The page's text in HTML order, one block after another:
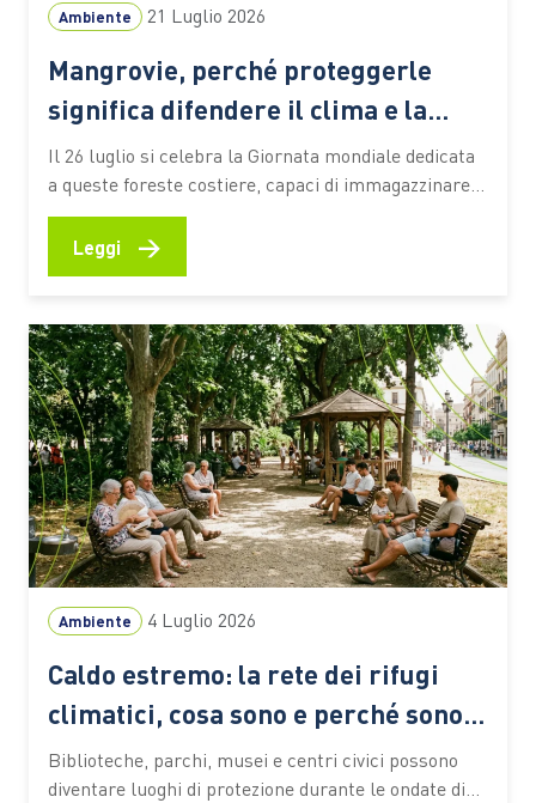
Ambiente 21 Luglio 2026
Mangrovie, perché proteggerle
significa difendere il clima e la
biodiversità
Il 26 luglio si celebra la Giornata mondiale dedicata
a queste foreste costiere, capaci di immagazzinare
CO2, attenuare gli effetti degli eventi estremi e
sostenere la vita e le economie di milioni di persone
territori…
Leggi →
Ambiente 4 Luglio 2026
Caldo estremo: la rete dei rifugi
climatici, cosa sono e perché sono
sempre più importanti
Biblioteche, parchi, musei e centri civici possono
diventare luoghi di protezione durante le ondate di